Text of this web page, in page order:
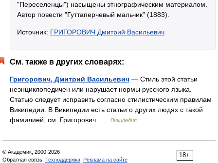
"Переселенцы") насыщены этнографическим материалом.
Автор повести "Гуттаперчевый мальчик" (1883).
Источник: ГРИГОРОВИЧ Дмитрий Васильевич
См. также в других словарях:
Григорович, Дмитрий Васильевич — Стиль этой статьи
неэнциклопедичен или нарушает нормы русского языка.
Статью следует исправить согласно стилистическим правилам
Википедии. В Википедии есть статьи о других людях с такой
фамилией, см. Григорович …
Википедия
18+
© Академик, 2000-2026
Обратная связь: Техподдержка Реклама на сайте